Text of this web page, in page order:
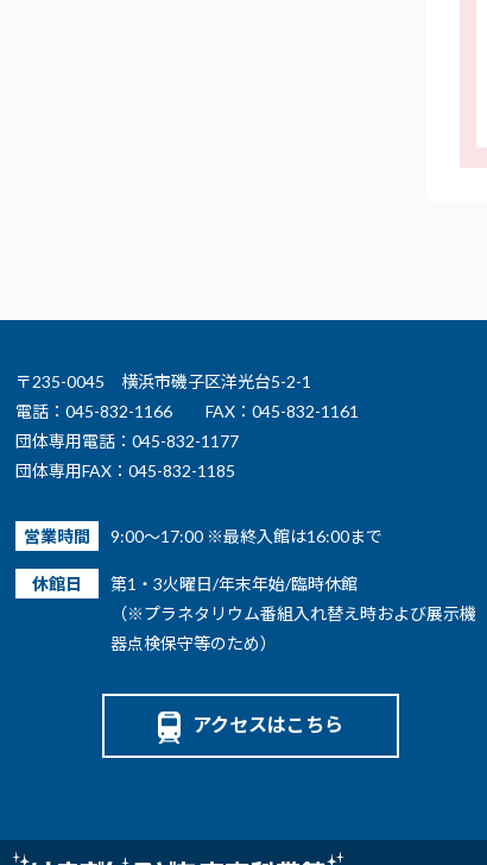
〒235-0045 横浜市磯子区洋光台5-2-1
電話：045-832-1166
FAX：045-832-1161
団体専用電話：045-832-1177
団体専用FAX：045-832-1185
営業時間 9:00～17:00 ※最終入館は16:00まで
休館日
第1・3火曜日/年末年始/臨時休館
（※プラネタリウム番組入れ替え時および展示機
器点検保守等のため）
アクセスはこちら